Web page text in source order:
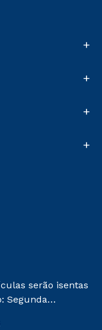
+
+
+
+
serão isentas
Segunda